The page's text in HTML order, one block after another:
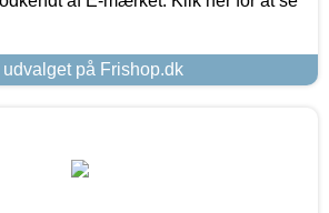
udvalget på Frishop.dk